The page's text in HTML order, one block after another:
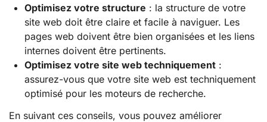
Optimisez votre structure : la structure de votre
site web doit être claire et facile à naviguer. Les
pages web doivent être bien organisées et les liens
internes doivent être pertinents.
Optimisez votre site web techniquement:
assurez-vous que votre site web est techniquement
optimisé pour les moteurs de recherche.
En suivant ces conseils, vous pouvez améliorer